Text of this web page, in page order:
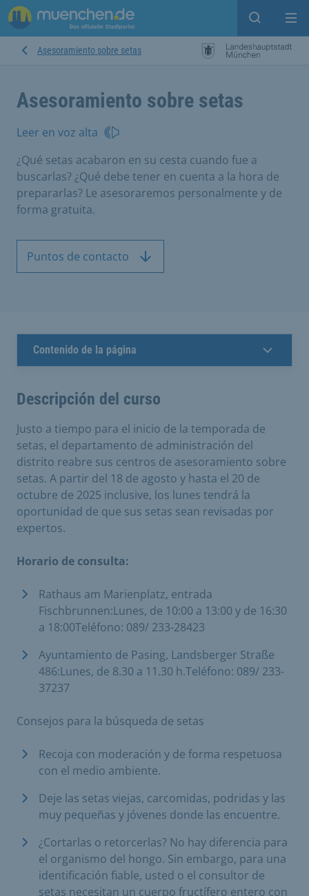
Open
Asesoramiento sobre setas
Asesoramiento sobre setas
Leer en voz alta
¿Qué setas acabaron en su cesta cuando fue a
buscarlas? ¿Qué debe tener en cuenta a la hora de
prepararlas? Le asesoraremos personalmente y de
forma gratuita.
Puntos de contacto
Contenido de la página
Descripción del curso
Justo a tiempo para el inicio de la temporada de
setas, el departamento de administración del
distrito reabre sus centros de asesoramiento sobre
setas. A partir del 18 de agosto y hasta el 20 de
octubre de 2025 inclusive, los lunes tendrá la
oportunidad de que sus setas sean revisadas por
expertos.
Horario de consulta:
Rathaus am Marienplatz, entrada
Fischbrunnen:Lunes, de 10:00 a 13:00 y de 16:30
a 18:00Teléfono: 089/ 233-28423
Ayuntamiento de Pasing, Landsberger Straße
486:Lunes, de 8.30 a 11.30 h.Teléfono: 089/ 233-
37237
Consejos para la búsqueda de setas
Recoja con moderación y de forma respetuosa
con el medio ambiente.
Deje las setas viejas, carcomidas, podridas y las
muy pequeñas y jóvenes donde las encuentre.
¿Cortarlas o retorcerlas? No hay diferencia para
el organismo del hongo. Sin embargo, para una
identificación fiable, usted o el consultor de
setas necesitan un cuerpo fructífero entero con